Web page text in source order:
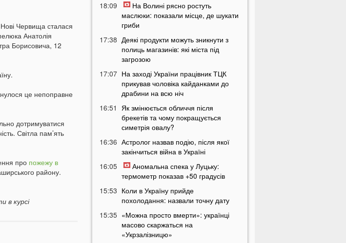
Нові Червища сталася
Анатолія
Борисовича, 12
це непоправне
дотримуватися
Світла пам’ять
про пожежу в
району.
в курсі
18:09
На Волині рясно ростуть
маслюки: показали місце, де шукати
гриби
17:38 Деякі продукти можуть зникнути з
полиць магазинів: які міста під
загрозою
17:07 На заході України працівник ТЦК
прикував чоловіка кайданками до
драбини на всю ніч
16:51
Як змінюється обличчя після
брекетів та чому покращується
симетрія овалу?
16:36 Астролог назвав подію, після якої
закінчиться війна в Україні
16:05
Аномальна спека у Луцьку:
термометр показав +50 градусів
15:53 Коли в Україну прийде
похолодання: назвали точну дату
15:35 «Можна просто вмерти»: українці
масово скаржаться на
«Укрзалізницю»